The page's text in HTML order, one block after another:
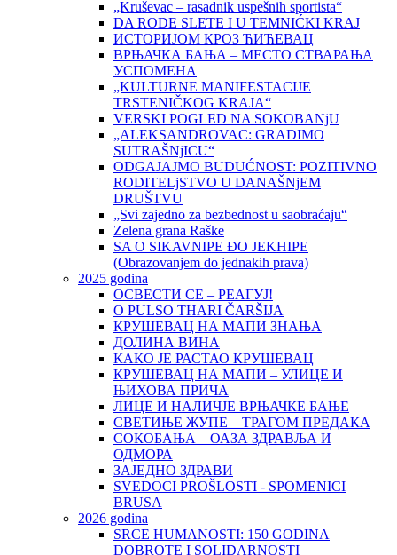
„Kruševac – rasadnik uspešnih sportista“
DA RODE SLETE I U TEMNIĆKI KRAJ
ИСТОРИЈОМ КРОЗ ЋИЋЕВАЦ
ВРЊАЧКА БАЊА – МЕСТО СТВАРАЊА
УСПОМЕНА
„KULTURNE MANIFESTACIJE
TRSTENIČKOG KRAJA“
VERSKI POGLED NA SOKOBANjU
„ALEKSANDROVAC: GRADIMO
SUTRAŠNjICU“
ODGAJAJMO BUDUĆNOST: POZITIVNO
RODITELjSTVO U DANAŠNjEM
DRUŠTVU
„Svi zajedno za bezbednost u saobraćaju“
Zelena grana Raške
SA O SIKAVNIPE ĐO JEKHIPE
(Obrazovanjem do jednakih prava)
2025 godina
ОСВЕСТИ СЕ – РЕАГУЈ!
O PULSO THARI ČARŠIJA
КРУШЕВАЦ НА МАПИ ЗНАЊА
ДОЛИНА ВИНА
КАКО ЈЕ РАСТАО КРУШЕВАЦ
КРУШЕВАЦ НА МАПИ – УЛИЦЕ И
ЊИХОВА ПРИЧА
ЛИЦЕ И НАЛИЧЈЕ ВРЊАЧКЕ БАЊЕ
СВЕТИЊЕ ЖУПЕ – ТРАГОМ ПРЕДАКА
СОКОБАЊА – ОАЗА ЗДРАВЉА И
ОДМОРА
ЗАЈЕДНО ЗДРАВИ
SVEDOCI PROŠLOSTI - SPOMENICI
BRUSA
2026 godina
SRCE HUMANOSTI: 150 GODINA
DOBROTE I SOLIDARNOSTI